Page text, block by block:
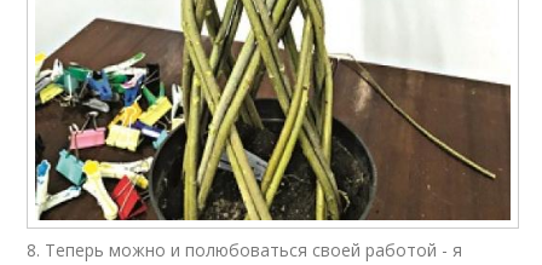
8. Теперь можно и полюбоваться своей работой - я